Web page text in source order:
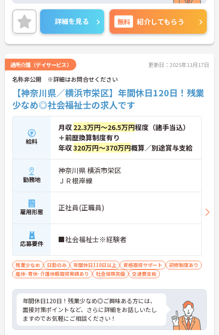
詳細を見る 無料 紹介してもらう
通所介護（デイサービス） 更新日：2025年11月17日
名称非公開 ※詳細はお問合せください
【神奈川県／横浜市栄区】年間休日120日！残業
少なめ◎社会福祉士の求人です
給料
月収 22.3万円～26.5万円程度（諸手当込）
＋前歴換算制度有り
年収320万円～370万円概算／別途賞与支給
勤務地
神奈川県 横浜市栄区
ＪＲ根岸線
雇用形態 正社員(正職員)
応募要件 ■社会福祉士※経験者
残業少なめ 日勤のみ 年間休日110日以上 資格取得サポート
研修制度あり
産休･育休･介護休暇取得実績あり
社会保険完備 交通費支給
年間休日120日！残業少なめ◎ご興味ある方には、
面接対策ポイントなど、さらに詳細をお話しいたし
ますのでお気軽にご相談ください！